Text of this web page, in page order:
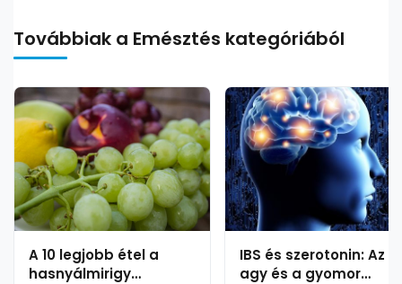
Továbbiak a Emésztés kategóriából
A 10 legjobb étel a
hasnyálmirigy
IBS és szerotonin: Az
agy és a gyomor